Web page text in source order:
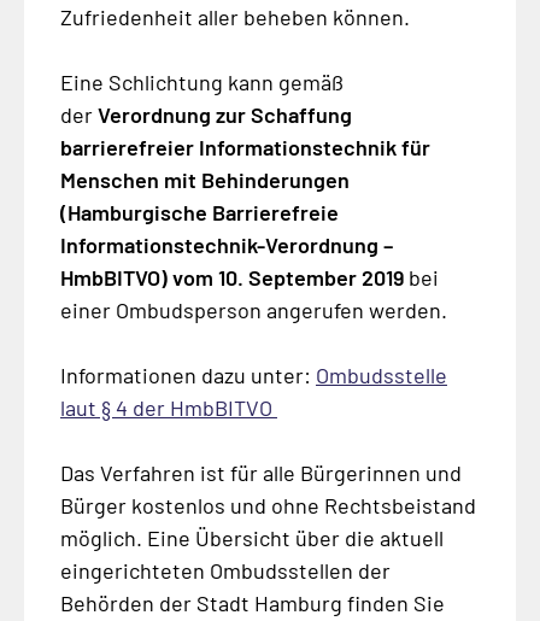
Zufriedenheit aller beheben können.
Eine Schlichtung kann gemäß
derVerordnung zur Schaffung
barrierefreier Informationstechnik für
Menschen mit Behinderungen
(Hamburgische Barrierefreie
Informationstechnik-Verordnung –
HmbBITVO) vom 10. September 2019bei
einer Ombudsperson angerufen werden.
Informationen dazu unter: Ombudsstelle
laut § 4 der HmbBITVO
Das Verfahren ist für alle Bürgerinnen und
Bürger kostenlos und ohne Rechtsbeistand
möglich. Eine Übersicht über die aktuell
eingerichteten Ombudsstellen der
Behörden der Stadt Hamburg finden Sie